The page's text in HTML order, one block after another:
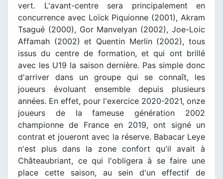
vert. L'avant-centre sera principalement en
concurrence avec Loïck Piquionne (2001), Akram
Tsagué (2000), Gor Manvelyan (2002), Joe-Loic
Affamah (2002) et Quentin Merlin (2002), tous
issus du centre de formation, et qui ont brillé
avec les U19 la saison dernière. Pas simple donc
d'arriver dans un groupe qui se connaît, les
joueurs évoluant ensemble depuis plusieurs
années. En effet, pour l'exercice 2020-2021, onze
joueurs de la fameuse génération 2002
championne de France en 2019, ont signé un
contrat et joueront avec la réserve. Babacar Leye
n'est plus dans la zone confort qu'il avait à
Châteaubriant, ce qui l'obligera à se faire une
place cette saison, au sein d'un effectif de